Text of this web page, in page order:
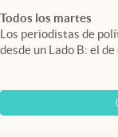
Todos los martes
Los periodistas de
desde un Lado B: el